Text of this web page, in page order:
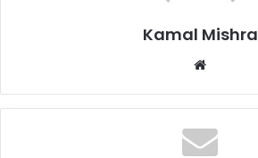
Kamal Mishra
Website